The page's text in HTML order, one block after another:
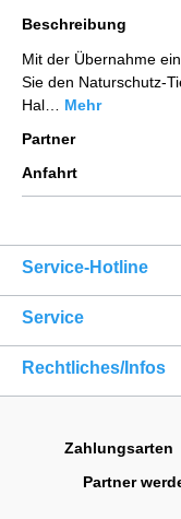
Beschreibung
Mit der Übernahme
Sie den Naturschutz-
Hal… Mehr
Partner
Anfahrt
Service-Hotline
Service
Rechtliches/Infos
Zahlungsarten
Partner